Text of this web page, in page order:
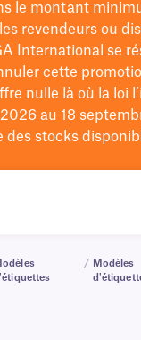
le montant
revendeurs ou
International se
cette
nulle là où la loi
au 18
des stocks
/ Modèles